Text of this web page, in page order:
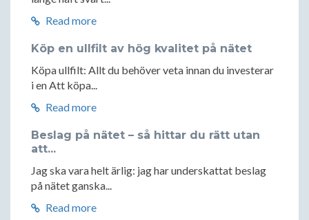
Read more
Köp en ullfilt av hög kvalitet på nätet
Köpa ullfilt: Allt du behöver veta innan du investerar
i en Att köpa...
Read more
Beslag på nätet – så hittar du rätt utan
att...
Jag ska vara helt ärlig: jag har underskattat beslag
på nätet ganska...
Read more